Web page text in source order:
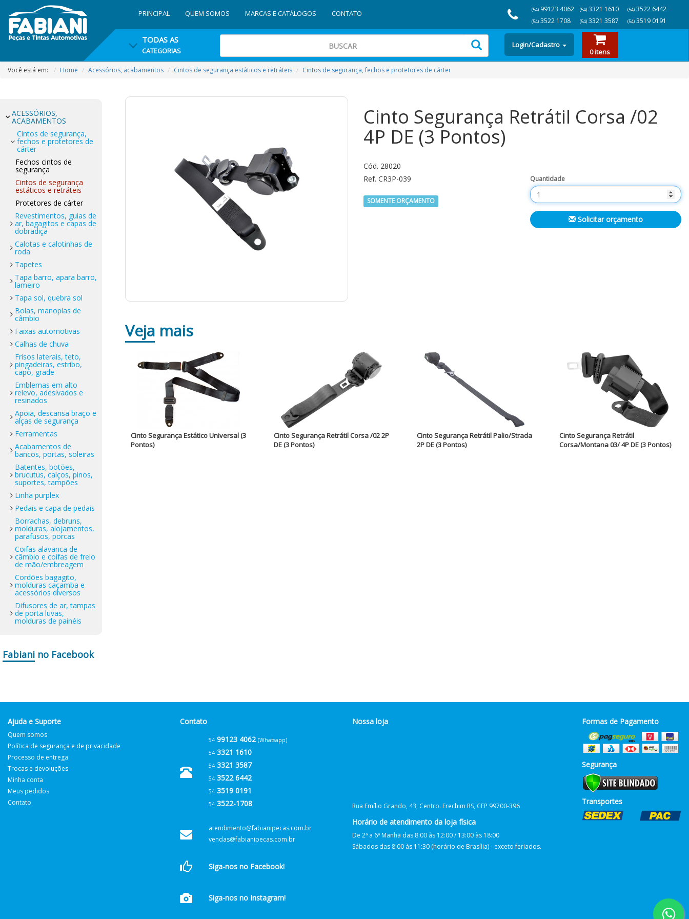
PRINCIPAL QUEM SOMOS MARCAS E CATÁLOGOS CONTATO (54) 99123 4062
(54) 3522 1708
(54)3321 1610
(54)3321 3587
(54)3522 6442
(54)3519 0191
TODAS AS
CATEGORIAS
Login/Cadastro
0 itens
Você está em: Home Acessórios, acabamentos Cintos de segurança estáticos e retráteis Cintos de segurança, fechos e protetores de cárter
ACESSÓRIOS,
ACABAMENTOS
Cintos de segurança,
fechos e protetores de
cárter
Fechos cintos de
segurança
Cintos de segurança
estáticos e retráteis
Protetores de cárter
Revestimentos, guias de
ar, bagagitos e capas de
dobradiça
Calotas e calotinhas de
roda
Tapetes
Tapa barro, apara barro,
lameiro
Tapa sol, quebra sol
Bolas, manoplas de
câmbio
Faixas automotivas
Calhas de chuva
Frisos laterais, teto,
pingadeiras, estribo,
capô, grade
Emblemas em alto
relevo, adesivados e
resinados
Apoia, descansa braço e
alças de segurança
Ferramentas
Acabamentos de
bancos, portas, soleiras
Batentes, botões,
brucutus, calços, pinos,
suportes, tampões
Linha purplex
Pedais e capa de pedais
Borrachas, debruns,
molduras, alojamentos,
parafusos, porcas
Coifas alavanca de
câmbio e coifas de freio
de mão/embreagem
Cordões bagagito,
molduras caçamba e
acessórios diversos
Difusores de ar, tampas
de porta luvas,
molduras de painéis
Fabiani no Facebook
Cinto Segurança Retrátil Corsa /02
4P DE (3 Pontos)
Cód. 28020
Ref. CR3P-039
SOMENTE ORÇAMENTO
Quantidade
Solicitar orçamento
Veja mais
Cinto Segurança Estático Universal (3
Pontos)
Cinto Segurança Retrátil Corsa /02 2P
DE (3 Pontos)
Cinto Segurança Retrátil Palio/Strada
2P DE (3 Pontos)
Cinto Segurança Retrátil
Corsa/Montana 03/ 4P DE (3 Pontos)
Ajuda e Suporte
Quem somos
Política de segurança e de privacidade
Processo de entrega
Trocas e devoluções
Minha conta
Meus pedidos
Contato
Contato
54 99123 4062 (Whatsapp)
54 3321 1610
54 3321 3587
54 3522 6442
54 3519 0191
54 3522-1708
atendimento@fabianipecas.com.br
vendas@fabianipecas.com.br
Siga-nos no Facebook!
Siga-nos no Instagram!
Nossa loja
Rua Emílio Grando, 43, Centro. Erechim RS, CEP 99700-396
Horário de atendimento da loja física
De 2ª a 6ª Manhã das 8:00 às 12:00 / 13:00 às 18:00
Sábados das 8:00 às 11:30 (horário de Brasília) - exceto feriados.
Formas de Pagamento
Segurança
Transportes